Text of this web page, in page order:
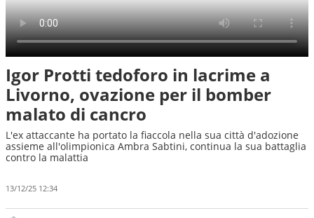
Igor Protti tedoforo in lacrime a
Livorno, ovazione per il bomber
malato di cancro
L'ex attaccante ha portato la fiaccola nella sua città d'adozione
assieme all'olimpionica Ambra Sabtini, continua la sua battaglia
contro la malattia
13/12/25 12:34